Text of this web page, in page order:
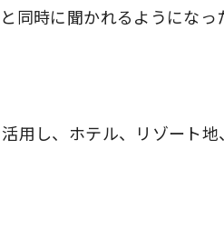
同時に聞かれるようになっ
用し、ホテル、リゾート地